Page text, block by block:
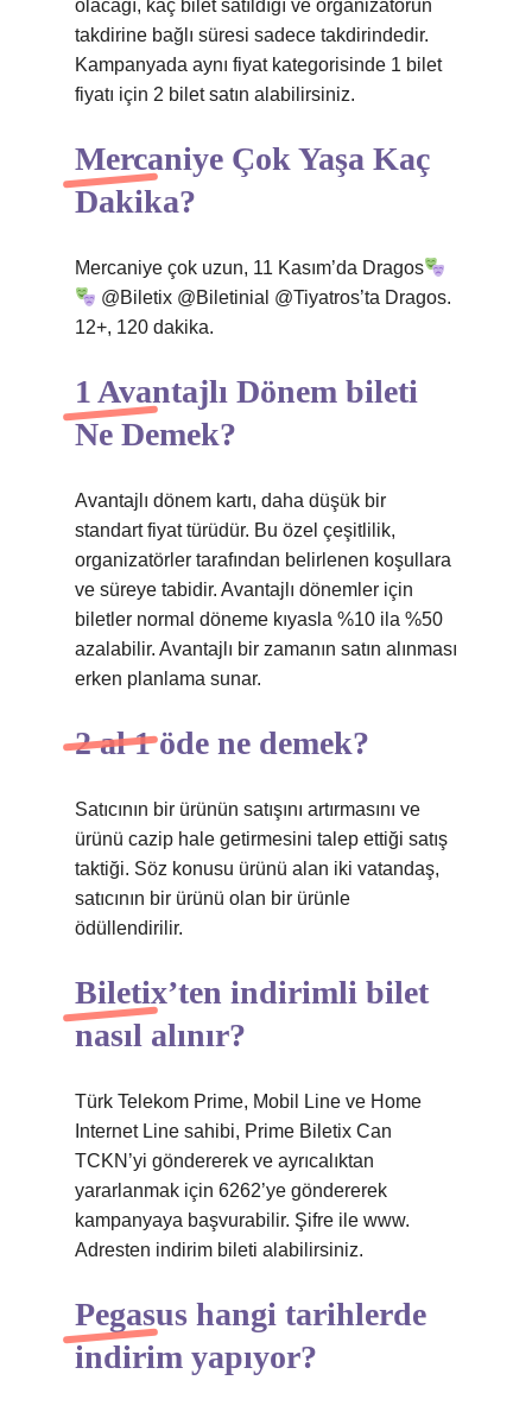
olacağı, kaç bilet satıldığı ve organizatörün
takdirine bağlı süresi sadece takdirindedir.
Kampanyada aynı fiyat kategorisinde 1 bilet
fiyatı için 2 bilet satın alabilirsiniz.
Mercaniye Çok Yaşa Kaç
Dakika?
Mercaniye çok uzun, 11 Kasım’da Dragos
@Biletix @Biletinial @Tiyatros’ta Dragos.
12+, 120 dakika.
1 Avantajlı Dönem bileti
Ne Demek?
Avantajlı dönem kartı, daha düşük bir
standart fiyat türüdür. Bu özel çeşitlilik,
organizatörler tarafından belirlenen koşullara
ve süreye tabidir. Avantajlı dönemler için
biletler normal döneme kıyasla %10 ila %50
azalabilir. Avantajlı bir zamanın satın alınması
erken planlama sunar.
2 al 1 öde ne demek?
Satıcının bir ürünün satışını artırmasını ve
ürünü cazip hale getirmesini talep ettiği satış
taktiği. Söz konusu ürünü alan iki vatandaş,
satıcının bir ürünü olan bir ürünle
ödüllendirilir.
Biletix’ten indirimli bilet
nasıl alınır?
Türk Telekom Prime, Mobil Line ve Home
Internet Line sahibi, Prime Biletix Can
TCKN’yi göndererek ve ayrıcalıktan
yararlanmak için 6262’ye göndererek
kampanyaya başvurabilir. Şifre ile www.
Adresten indirim bileti alabilirsiniz.
Pegasus hangi tarihlerde
indirim yapıyor?